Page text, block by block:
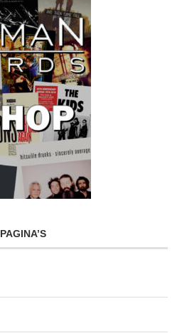
PAGINA’S